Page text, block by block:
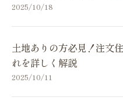
2025/10/18
土地ありの方必見！注文
れを詳しく解説
2025/10/11